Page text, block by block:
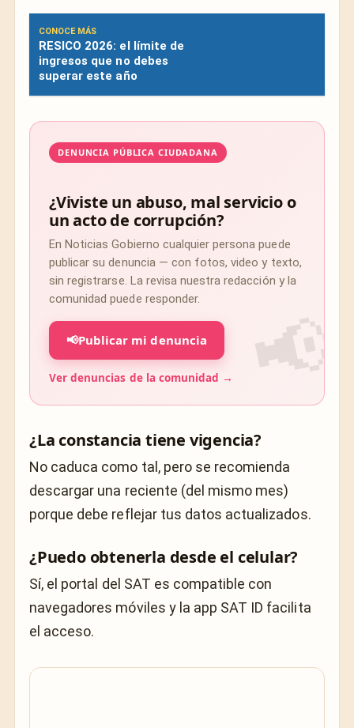
CONOCE MÁS
RESICO 2026: el límite de
ingresos que no debes
superar este año
DENUNCIA PÚBLICA CIUDADANA
¿Viviste un abuso, mal servicio o
un acto de corrupción?
En Noticias Gobierno cualquier persona puede
publicar su denuncia — con fotos, video y texto,
sin registrarse. La revisa nuestra redacción y la
comunidad puede responder.
📢Publicar mi denuncia
Ver denuncias de la comunidad →
¿La constancia tiene vigencia?
No caduca como tal, pero se recomienda
descargar una reciente (del mismo mes)
porque debe reflejar tus datos actualizados.
¿Puedo obtenerla desde el celular?
Sí, el portal del SAT es compatible con
navegadores móviles y la app SAT ID facilita
el acceso.